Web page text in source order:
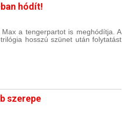
hódít!
a tengerpartot is meghódítja. A
hosszú szünet után folytatást
szerepe